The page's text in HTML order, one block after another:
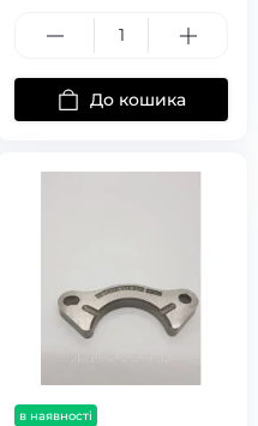
До кошика
в наявності